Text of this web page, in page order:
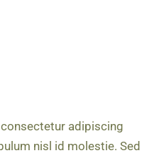
adipiscing
nisl id molestie. Sed